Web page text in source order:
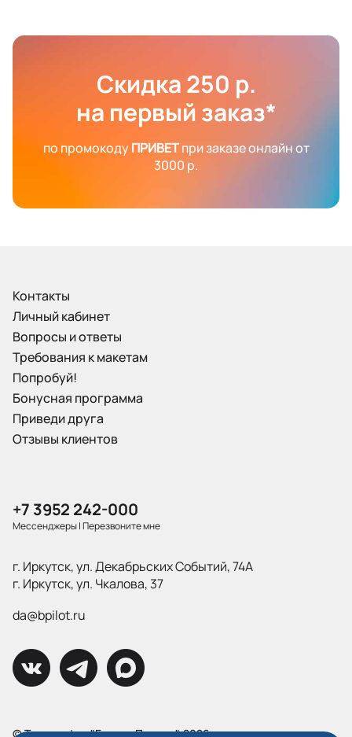
Скидка 250 р.
на первый заказ*
по промокодуПРИВЕТпри заказе онлайн от
3000 р.
Контакты
Личный кабинет
Вопросы и ответы
Требования к макетам
Попробуй!
Бонусная программа
Приведи друга
Отзывы клиентов
+7 3952 242-000
Мессенджеры|Перезвоните мне
г. Иркутск, ул. Декабрьских Событий, 74А
г. Иркутск, ул. Чкалова, 37
da@bpilot.ru
© Типография "Братья Пилоты", 2026